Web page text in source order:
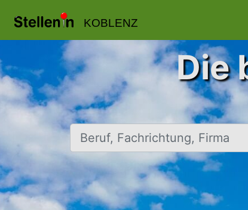
KOBLENZ
Die
Beruf, Fachrichtung, Firma